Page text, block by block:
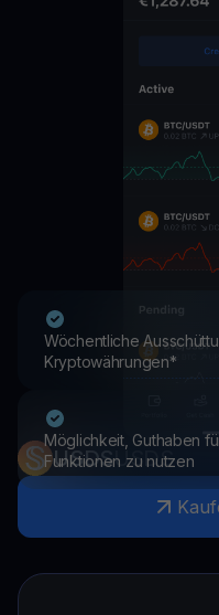
Wöchentliche
Kryptowährungen*
Möglichkeit, Guthaben
Funktionen zu nutzen
USDSUSDS